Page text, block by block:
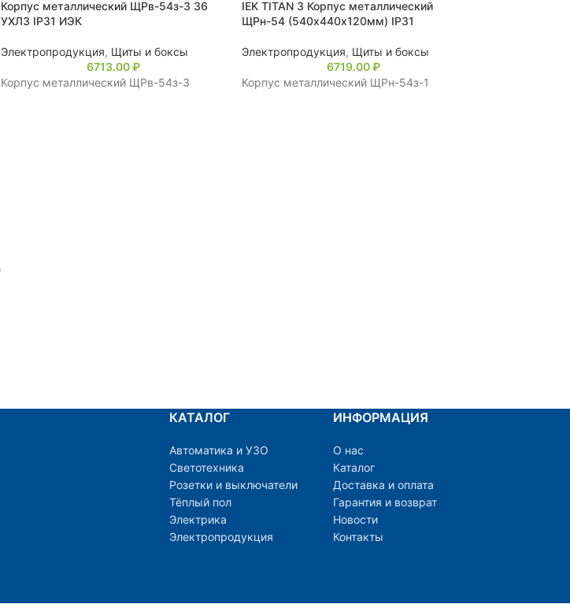
Корпус металлический ЩРв-54з-3 36
УХЛ3 IP31 ИЭК
Электропродукция, Щиты и боксы
6713.00₽
Корпус металлический ЩРв-54з-3
IEK TITAN 3 Корпус металлический
ЩРн-54 (540х440х120мм) IP31
Электропродукция, Щиты и боксы
6719.00₽
Корпус металлический ЩРн-54з-1
КАТАЛОГ
Автоматика и УЗО
Светотехника
Розетки и выключатели
Тёплый пол
Электрика
Электропродукция
ИНФОРМАЦИЯ
О нас
Каталог
Доставка и оплата
Гарантия и возврат
Новости
Контакты